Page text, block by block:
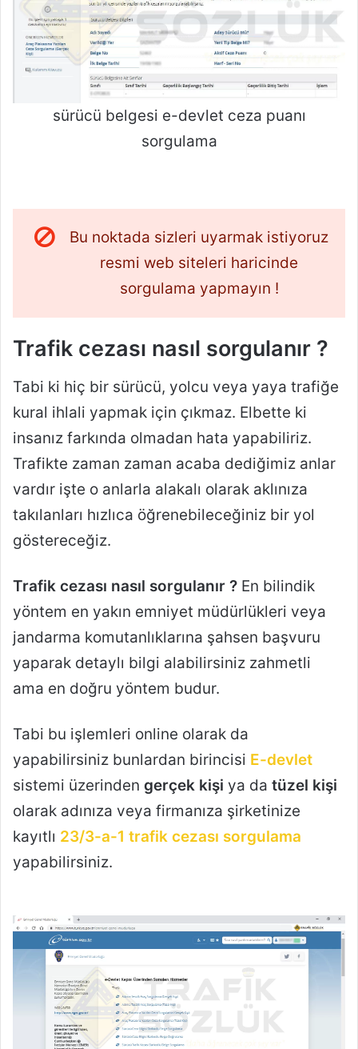
sürücü belgesi e-devlet ceza puanı
sorgulama
Bu noktada sizleri uyarmak istiyoruz
resmi web siteleri haricinde
sorgulama yapmayın !
Trafik cezası nasıl sorgulanır ?
Tabi ki hiç bir sürücü, yolcu veya yaya trafiğe
kural ihlali yapmak için çıkmaz. Elbette ki
insanız farkında olmadan hata yapabiliriz.
Trafikte zaman zaman acaba dediğimiz anlar
vardır işte o anlarla alakalı olarak aklınıza
takılanları hızlıca öğrenebileceğiniz bir yol
göstereceğiz.
Trafik cezası nasıl sorgulanır ? En bilindik
yöntem en yakın emniyet müdürlükleri veya
jandarma komutanlıklarına şahsen başvuru
yaparak detaylı bilgi alabilirsiniz zahmetli
ama en doğru yöntem budur.
Tabi bu işlemleri online olarak da
yapabilirsiniz bunlardan birincisi E-devlet
sistemi üzerinden gerçek kişi ya da tüzel kişi
olarak adınıza veya firmanıza şirketinize
kayıtlı 23/3-a-1 trafik cezası sorgulama
yapabilirsiniz.